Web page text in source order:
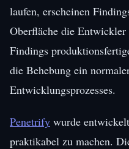
laufen, erscheinen
Oberfläche die Entwickler
Findings
die Behebung ein
Entwicklungsprozesses.
Penetrify wurde
praktikabel zu machen.